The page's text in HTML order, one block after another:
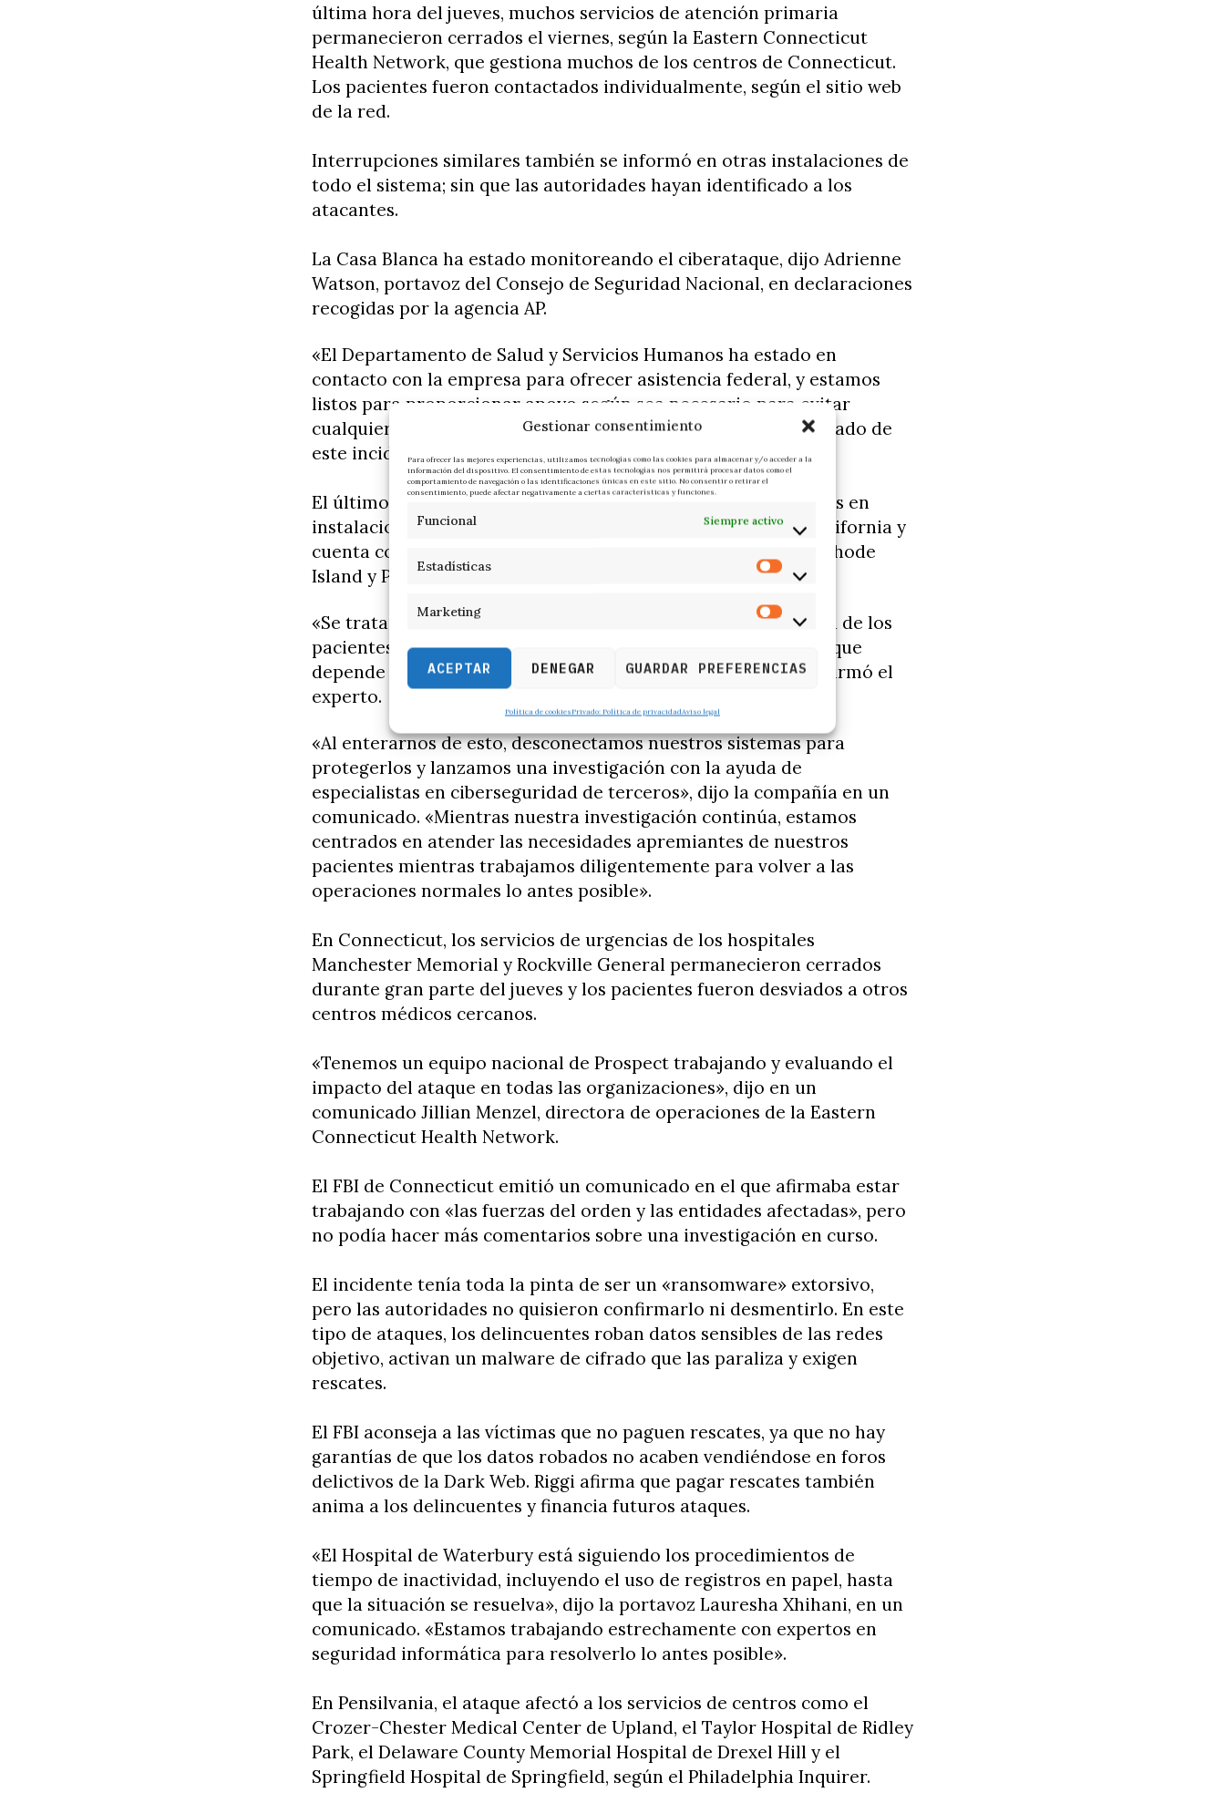
Gestionar consentimiento
Para ofrecer las mejores experiencias, utilizamos tecnologías como las cookies para almacenar y/o acceder a la
información del dispositivo. El consentimiento de estas tecnologías nos permitirá procesar datos como el
comportamiento de navegación o las identificaciones únicas en este sitio. No consentir o retirar el
consentimiento, puede afectar negativamente a ciertas características y funciones.
Funcional Siempre activo
Estadísticas
Marketing
ACEPTAR DENEGAR GUARDAR PREFERENCIAS
Política de cookies Privado: Política de privacidadAviso legal
última hora del jueves, muchos servicios de atención primaria
permanecieron cerrados el viernes, según la Eastern Connecticut
Health Network, que gestiona muchos de los centros de Connecticut.
Los pacientes fueron contactados individualmente, según el sitio web
de la red.
Interrupciones similares también se informó en otras instalaciones de
todo el sistema; sin que las autoridades hayan identificado a los
atacantes.
La Casa Blanca ha estado monitoreando el ciberataque, dijo Adrienne
Watson, portavoz del Consejo de Seguridad Nacional, en declaraciones
recogidas por la agencia AP.
«El Departamento de Salud y Servicios Humanos ha estado en
contacto con la empresa para ofrecer asistencia federal, y estamos
listos para proporcionar apoyo según sea necesario para evitar
cualquier interrupción en la atención al paciente como resultado de
este incidente», añadió Watson.
El último «incidente de seguridad de datos» comenzó el jueves en
instalaciones operadas por Prospect, que tiene su sede en California y
cuenta con hospitales y clínicas allí y en Texas, Connecticut, Rhode
Island y Pensilvania, explicó Riggi.
«Se trata de delitos que ponen en peligro no sólo la seguridad de los
pacientes del hospital, sino también la de toda la comunidad que
depende de la disponibilidad de ese servicio de urgencias», afirmó el
experto.
«Al enterarnos de esto, desconectamos nuestros sistemas para
protegerlos y lanzamos una investigación con la ayuda de
especialistas en ciberseguridad de terceros», dijo la compañía en un
comunicado. «Mientras nuestra investigación continúa, estamos
centrados en atender las necesidades apremiantes de nuestros
pacientes mientras trabajamos diligentemente para volver a las
operaciones normales lo antes posible».
En Connecticut, los servicios de urgencias de los hospitales
Manchester Memorial y Rockville General permanecieron cerrados
durante gran parte del jueves y los pacientes fueron desviados a otros
centros médicos cercanos.
«Tenemos un equipo nacional de Prospect trabajando y evaluando el
impacto del ataque en todas las organizaciones», dijo en un
comunicado Jillian Menzel, directora de operaciones de la Eastern
Connecticut Health Network.
El FBI de Connecticut emitió un comunicado en el que afirmaba estar
trabajando con «las fuerzas del orden y las entidades afectadas», pero
no podía hacer más comentarios sobre una investigación en curso.
El incidente tenía toda la pinta de ser un «ransomware» extorsivo,
pero las autoridades no quisieron confirmarlo ni desmentirlo. En este
tipo de ataques, los delincuentes roban datos sensibles de las redes
objetivo, activan un malware de cifrado que las paraliza y exigen
rescates.
El FBI aconseja a las víctimas que no paguen rescates, ya que no hay
garantías de que los datos robados no acaben vendiéndose en foros
delictivos de la Dark Web. Riggi afirma que pagar rescates también
anima a los delincuentes y financia futuros ataques.
«El Hospital de Waterbury está siguiendo los procedimientos de
tiempo de inactividad, incluyendo el uso de registros en papel, hasta
que la situación se resuelva», dijo la portavoz Lauresha Xhihani, en un
comunicado. «Estamos trabajando estrechamente con expertos en
seguridad informática para resolverlo lo antes posible».
En Pensilvania, el ataque afectó a los servicios de centros como el
Crozer-Chester Medical Center de Upland, el Taylor Hospital de Ridley
Park, el Delaware County Memorial Hospital de Drexel Hill y el
Springfield Hospital de Springfield, según el Philadelphia Inquirer.